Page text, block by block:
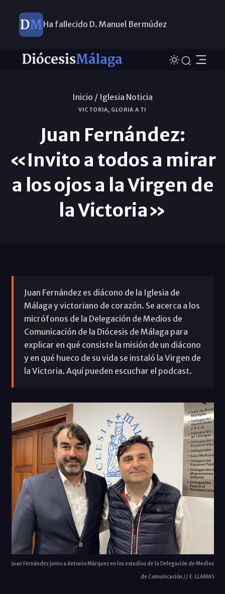
Ha fallecido D. Manuel Bermúdez
Inicio / Iglesia Noticia
VICTORIA, GLORIA A TI
Juan Fernández:
«Invito a todos a mirar
a los ojos a la Virgen de
la Victoria»
Juan Fernández es diácono de la Iglesia de
Málaga y victoriano de corazón. Se acerca a los
micrófonos de la Delegación de Medios de
Comunicación de la Diócesis de Málaga para
explicar en qué consiste la misión de un diácono
y en qué hueco de su vida se instaló la Virgen de
la Victoria. Aquí pueden escuchar el podcast.
Juan Fernández junto a Antonio Márquez en los estudios de la Delegación de Medios
de Comunicación // E. LLAMAS